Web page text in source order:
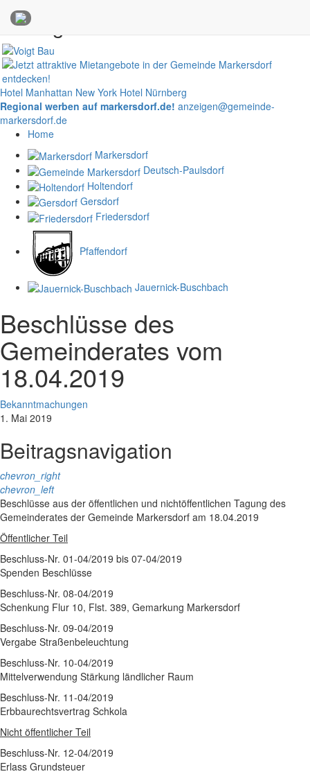
Anzeigen
Hotel Manhattan New York Hotel Nürnberg
Regional werben auf markersdorf.de! anzeigen@gemeinde-
markersdorf.de
Home
Markersdorf
Deutsch-Paulsdorf
Holtendorf
Gersdorf
Friedersdorf
Pfaffendorf
Jauernick-Buschbach
Beschlüsse des
Gemeinderates vom
18.04.2019
Bekanntmachungen
1. Mai 2019
Beitragsnavigation
chevron_right
chevron_left
Beschlüsse aus der öffentlichen und nichtöffentlichen Tagung des
Gemeinderates der Gemeinde Markersdorf am 18.04.2019
Öffentlicher Teil
Beschluss-Nr. 01-04/2019 bis 07-04/2019
Spenden Beschlüsse
Beschluss-Nr. 08-04/2019
Schenkung Flur 10, Flst. 389, Gemarkung Markersdorf
Beschluss-Nr. 09-04/2019
Vergabe Straßenbeleuchtung
Beschluss-Nr. 10-04/2019
Mittelverwendung Stärkung ländlicher Raum
Beschluss-Nr. 11-04/2019
Erbbaurechtsvertrag Schkola
Nicht öffentlicher Teil
Beschluss-Nr. 12-04/2019
Erlass Grundsteuer